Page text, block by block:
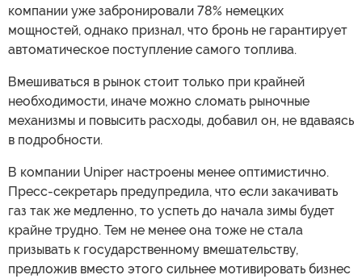
компании уже забронировали 78% немецких
мощностей, однако признал, что бронь не гарантирует
автоматическое поступление самого топлива.
Вмешиваться в рынок стоит только при крайней
необходимости, иначе можно сломать рыночные
механизмы и повысить расходы, добавил он, не вдаваясь
в подробности.
В компании Uniper настроены менее оптимистично.
Пресс-секретарь предупредила, что если закачивать
газ так же медленно, то успеть до начала зимы будет
крайне трудно. Тем не менее она тоже не стала
призывать к государственному вмешательству,
предложив вместо этого сильнее мотивировать бизнес